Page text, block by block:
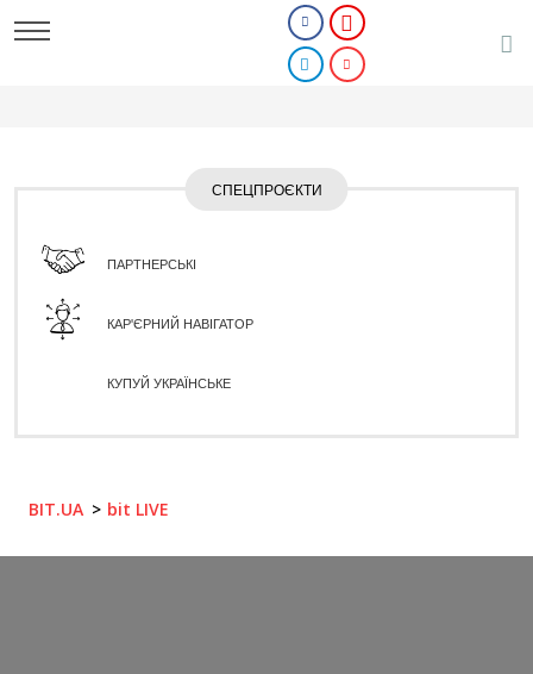
СПЕЦПРОЄКТИ
ПАРТНЕРСЬКІ
КАР'ЄРНИЙ НАВІГАТОР
КУПУЙ УКРАЇНСЬКЕ
BIT.UA bit LIVE